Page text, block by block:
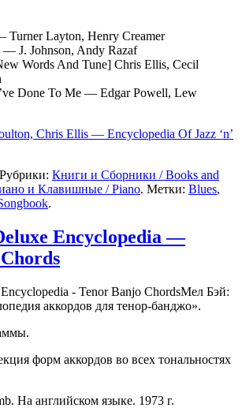
Turner Layton, Henry Creamer
— J. Johnson, Andy Razaf
Words And Tune] Chris Ellis, Cecil
Done To Me — Edgar Powell, Lew
Chris Ellis — Encyclopedia Of Jazz ‘n’
Рубрики: Книги и Сборники / Books and
и Клавишные / Piano. Метки: Blues,
.
Encyclopedia —
Мел Бэй:
аккордов для тенор-банджо».
форм аккордов во всех тональностях
На английском языке. 1973 г.